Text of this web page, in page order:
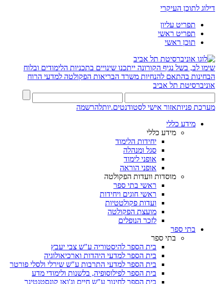
דילוג לתוכן העיקרי
תפריט עליון
תפריט ראשי
תוכן ראשי
שימו לב, בשל נגיף הקורונה ייתכנו שינויים בתכניות הלימודים ובלוח
הבחינות בהתאם להנחיות משרד הבריאות הפקולטה למדעי הרוח
אוניברסיטת תל אביב
מערכת פניותאזור אישי לסטודנטים.יותלהרשמה
מידע כללי
מידע כללי
יחידות הלימוד
סגל ומנהלה
אופני לימוד
אופני הוראה
מוסדות וועדות הפקולטה
ראשי בתי ספר
ראשי חוגים ויחידות
ועדות פקולטטיות
מועצת הפקולטה
לזכר הנופלים
בתי ספר
בתי ספר
בית הספר להיסטוריה ע"ש צבי יעבץ
בית הספר למדעי היהדות וארכיאולוגיה
בית הספר למדעי התרבות ע"ש שירלי ולסלי פורטר
בית הספר לפילוסופיה, בלשנות ולימודי מדע
בית הספר לחינוך ע"ש חיים וג'ואן קונסטנטינר